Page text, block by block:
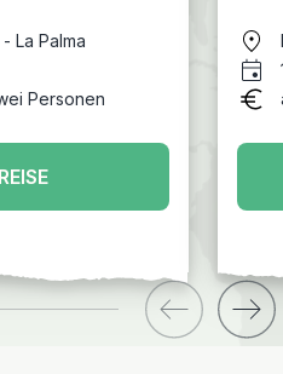
La Palma
Personen